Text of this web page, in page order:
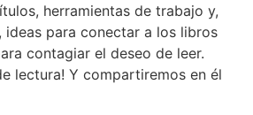
herramientas de trabajo y,
para conectar a los libros
contagiar el deseo de leer.
lectura! Y compartiremos en él